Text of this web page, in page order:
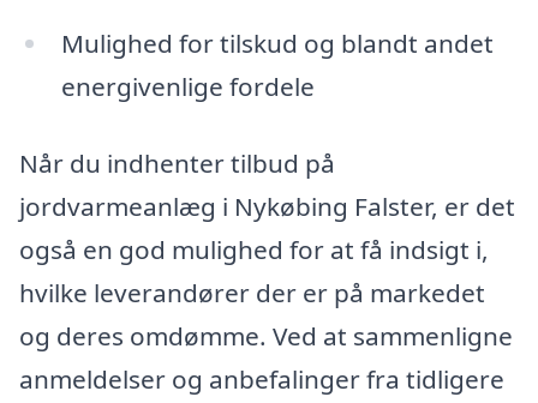
Mulighed for tilskud og blandt andet
energivenlige fordele
Når du indhenter tilbud på
jordvarmeanlæg i Nykøbing Falster, er det
også en god mulighed for at få indsigt i,
hvilke leverandører der er på markedet
og deres omdømme. Ved at sammenligne
anmeldelser og anbefalinger fra tidligere